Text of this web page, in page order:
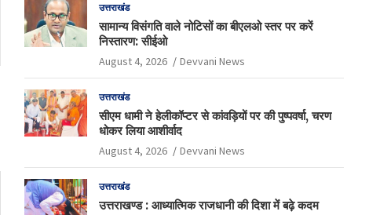
उत्तराखंड
सामान्य विसंगति वाले नोटिसों का बीएलओ स्तर पर करें
निस्तारण: सीईओ
August 4, 2026 Devvani News
उत्तराखंड
सीएम धामी ने हेलीकॉप्टर से कांवड़ियों पर की पुष्पवर्षा, चरण
धोकर लिया आशीर्वाद
August 4, 2026 Devvani News
उत्तराखंड
उत्तराखण्ड : आध्यात्मिक राजधानी की दिशा में बढ़े कदम